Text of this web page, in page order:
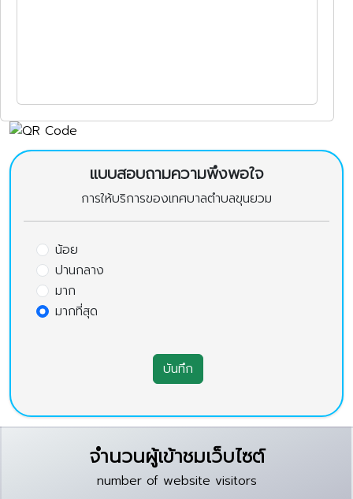
แบบสอบถามความพึงพอใจ
การให้บริการของเทศบาลตำบลขุนยวม
น้อย
ปานกลาง
มาก
มากที่สุด
บันทึก
จำนวนผู้เข้าชมเว็บไซต์
number of website visitors